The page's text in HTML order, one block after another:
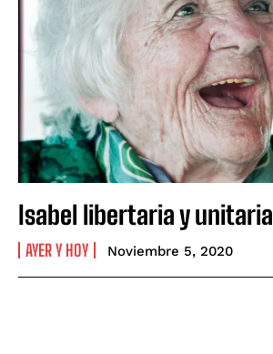
Isabel libertaria y unitaria
AYER Y HOY Noviembre 5, 2020